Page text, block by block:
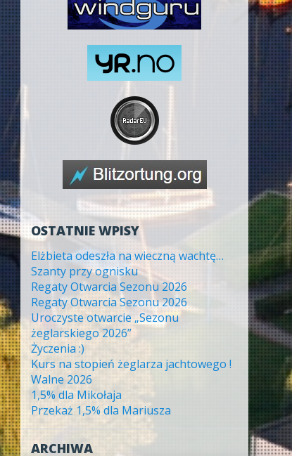
OSTATNIE WPISY
Elżbieta odeszła na wieczną wachtę…
Szanty przy ognisku
Regaty Otwarcia Sezonu 2026
Regaty Otwarcia Sezonu 2026
Uroczyste otwarcie „Sezonu
żeglarskiego 2026”
Życzenia :)
Kurs na stopień żeglarza jachtowego !
Walne 2026
1,5% dla Mikołaja
Przekaż 1,5% dla Mariusza
ARCHIWA